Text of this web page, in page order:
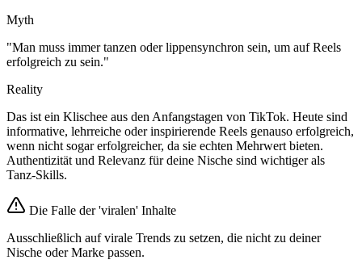
Myth
"Man muss immer tanzen oder lippensynchron sein, um auf Reels
erfolgreich zu sein."
Reality
Das ist ein Klischee aus den Anfangstagen von TikTok. Heute sind
informative, lehrreiche oder inspirierende Reels genauso erfolgreich,
wenn nicht sogar erfolgreicher, da sie echten Mehrwert bieten.
Authentizität und Relevanz für deine Nische sind wichtiger als
Tanz-Skills.
Die Falle der 'viralen' Inhalte
Ausschließlich auf virale Trends zu setzen, die nicht zu deiner
Nische oder Marke passen.